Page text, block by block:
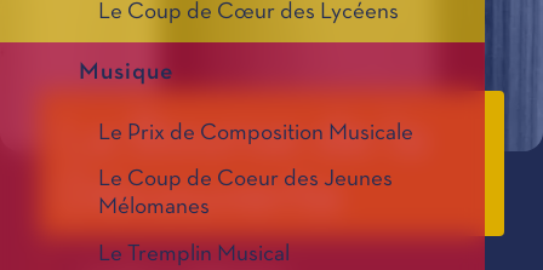
Le Coup de Cœur des Lycéens
Musique
Le Prix de Composition Musicale
Le Coup de Coeur des Jeunes
Mélomanes
Le Tremplin Musical
La Bourse de la
Découverte